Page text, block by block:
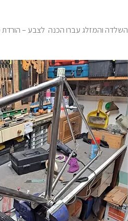
השלדה והמזלג עברו הכנה לצבע – הורדת